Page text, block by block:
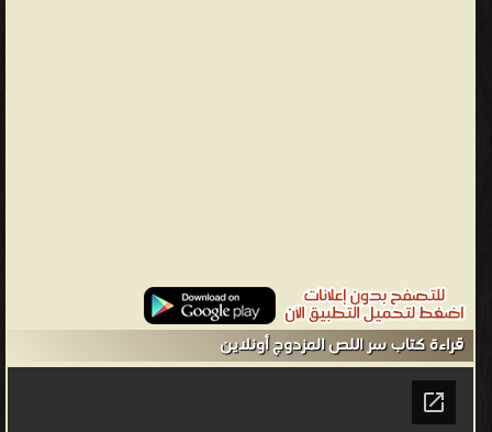
قراءة كتاب سر اللص المزدوج أونلاين